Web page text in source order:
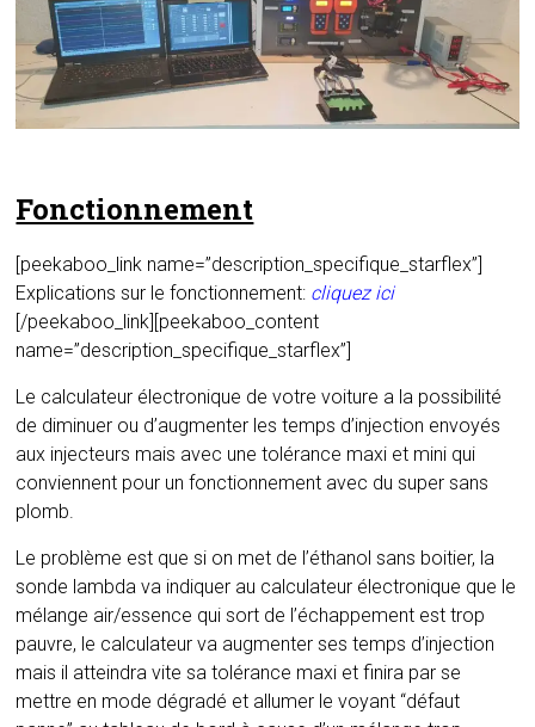
Fonctionnement
[peekaboo_link name=”description_specifique_starflex”]
Explications sur le fonctionnement: cliquez ici
[/peekaboo_link][peekaboo_content
name=”description_specifique_starflex”]
Le calculateur électronique de votre voiture a la possibilité
de diminuer ou d’augmenter les temps d’injection envoyés
aux injecteurs mais avec une tolérance maxi et mini qui
conviennent pour un fonctionnement avec du super sans
plomb.
Le problème est que si on met de l’éthanol sans boitier, la
sonde lambda va indiquer au calculateur électronique que le
mélange air/essence qui sort de l’échappement est trop
pauvre, le calculateur va augmenter ses temps d’injection
mais il atteindra vite sa tolérance maxi et finira par se
mettre en mode dégradé et allumer le voyant “défaut